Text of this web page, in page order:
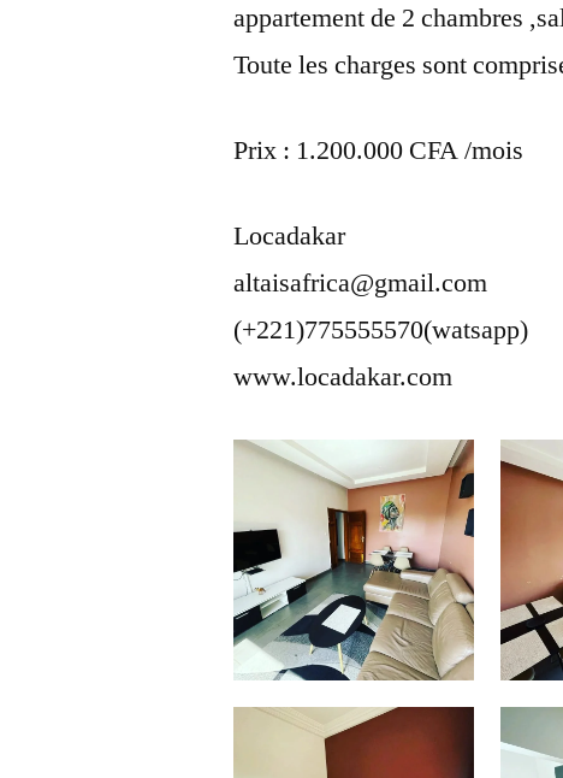
appartement de 2 chambres
Toute les charges sont
Prix : 1.200.000 CFA /mois
Locadakar
altaisafrica@gmail.com
(+221)775555570(watsapp)
www.locadakar.com